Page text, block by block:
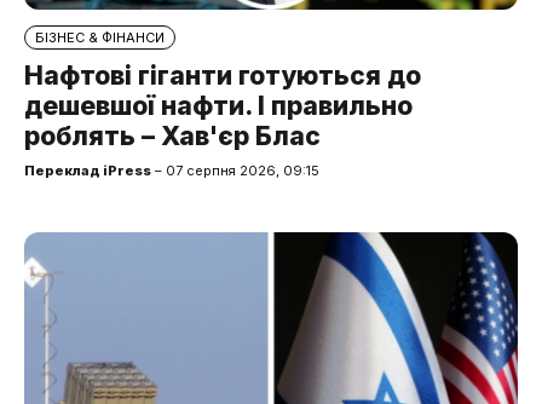
БІЗНЕС & ФІНАНСИ
Нафтові гіганти готуються до
дешевшої нафти. І правильно
роблять – Хав'єр Блас
Переклад iPress – 07 серпня 2026, 09:15